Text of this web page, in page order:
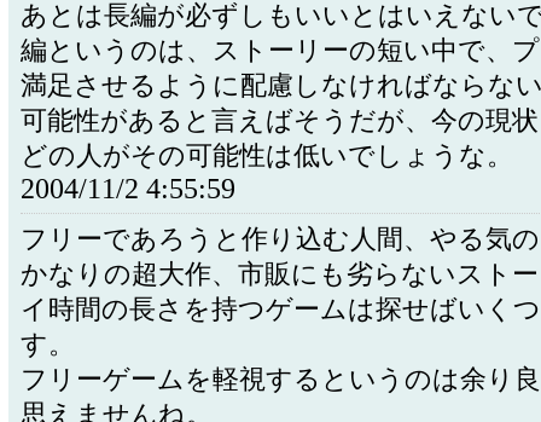
あとは長編が必ずしもいいとはいえない
編というのは、ストーリーの短い中で、
満足させるように配慮しなければならな
可能性があると言えばそうだが、今の現
どの人がその可能性は低いでしょうな。
2004/11/2 4:55:59
フリーであろうと作り込む人間、やる気
かなりの超大作、市販にも劣らないスト
イ時間の長さを持つゲームは探せばいく
す。
フリーゲームを軽視するというのは余り
思えませんね。